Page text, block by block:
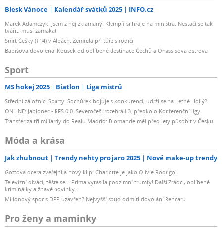
Blesk Vánoce Kalendář svátků 2025 INFO.cz
Marek Adamczyk: Jsem z něj zklamaný. Klempíř si hraje na ministra. Nestačí se tak
tvářit, musí zamakat
Smrt Češky (†14) v Alpách: Zemřela při túře s rodiči
Babišova dovolená: Kousek od oblíbené destinace Čechů a Onassisova ostrova
Sport
MS hokej 2025 Biatlon Liga mistrů
Střední záložníci Sparty: Sochůrek bojuje s konkurencí, udrží se na Letné Hollý?
ONLINE: Jablonec - RFS 0:0. Severočeši rozehráli 3. předkolo Konferenční ligy
Transfer za tři miliardy do Realu Madrid: Diomande měl před lety působit v Česku!
Móda a krása
Jak zhubnout Trendy nehty pro jaro 2025 Nové make-up trendy
Gottova dcera zveřejnila nový klip: Charlotte je jako Olivie Rodrigo!
Televizní diváci, těšte se... Prima vytasila podzimní trumfy! Další Zrádci, oblíbené
kriminálky a žhavé novinky...
Milionový spor s DPP uzavřen? Nejvyšší soud odmítl dovolání Rencaru
Pro ženy a maminky